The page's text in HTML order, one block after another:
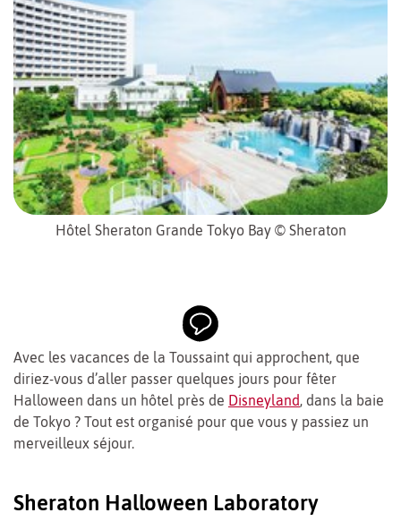
Hôtel Sheraton Grande Tokyo Bay © Sheraton
Avec les vacances de la Toussaint qui approchent, que
diriez-vous d’aller passer quelques jours pour fêter
Halloween dans un hôtel près de Disneyland, dans la baie
de Tokyo ? Tout est organisé pour que vous y passiez un
merveilleux séjour.
Sheraton Halloween Laboratory